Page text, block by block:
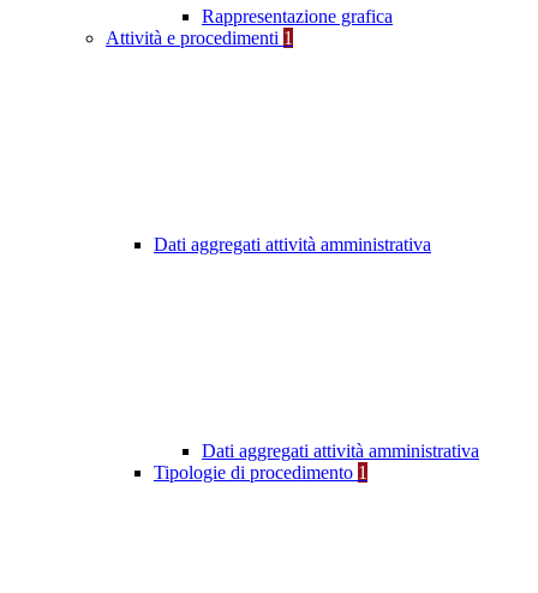
Rappresentazione grafica
Attività e procedimenti 1
Dati aggregati attività amministrativa
Dati aggregati attività amministrativa
Tipologie di procedimento 1